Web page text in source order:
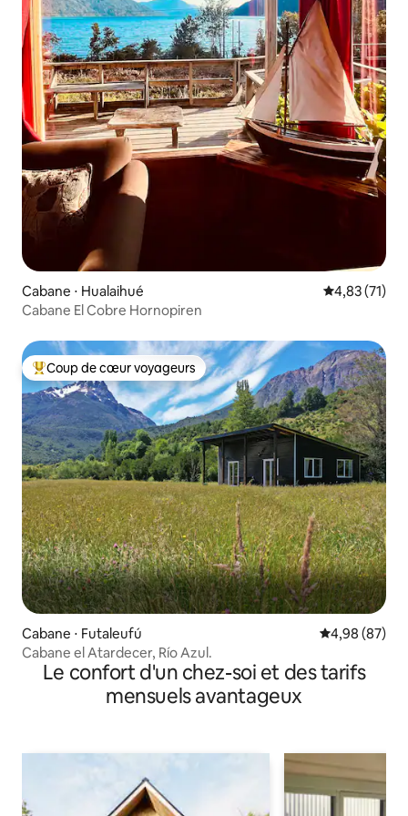
Cabane ⋅ Hualaihué Évaluation
4,83 (71)
Cabane El Cobre Hornopiren
Coups de cœur voyageurs les plus appréciés
Coup de cœur voyageurs
Cabane ⋅ Futaleufú Évaluation
4,98 (87)
Cabane el Atardecer, Río Azul.
Le confort d'un chez-soi et des tarifs
mensuels avantageux